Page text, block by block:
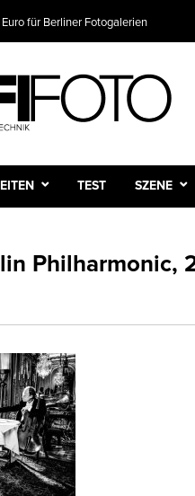
für Berliner Fotogalerien
TEST SZENE
Philharmonic,